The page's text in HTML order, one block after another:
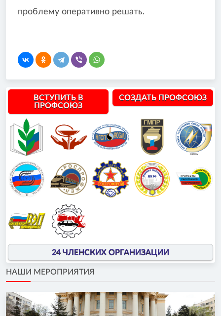
проблему оперативно решать.
ВСТУПИТЬ В
ПРОФСОЮЗ
СОЗДАТЬ ПРОФСОЮЗ
24 ЧЛЕНСКИХ ОРГАНИЗАЦИИ
НАШИ МЕРОПРИЯТИЯ